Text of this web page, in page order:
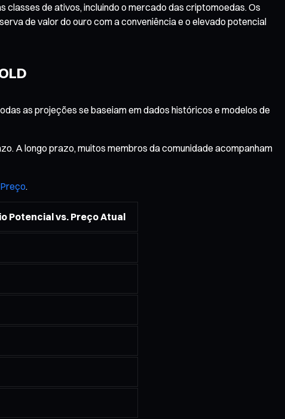
de ativos, incluindo o mercado das criptomoedas. Os
de valor do ouro com a conveniência e o elevado potencial
as projeções se baseiam em dados históricos e modelos de
A longo prazo, muitos membros da comunidade acompanham
.
Potencial vs. Preço Atual